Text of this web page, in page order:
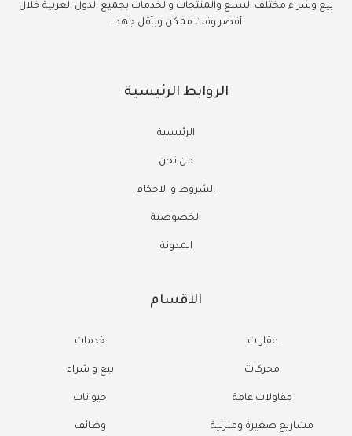
بيع وشراء مختلف السلع والمنتجات والخدمات بجميع الدول العربية خلال
أقصر وقت ممكن وبأقل جهد .
الروابط الرئيسية
الرئيسية
من نحن
الشروط و الاحكام
الخصوصية
المدونة
الاقسام
عقارات
محركات
مقاولات عامة
مشاريع صغيرة ومنزلية
خدمات
بيع و شراء
حيوانات
وظائف